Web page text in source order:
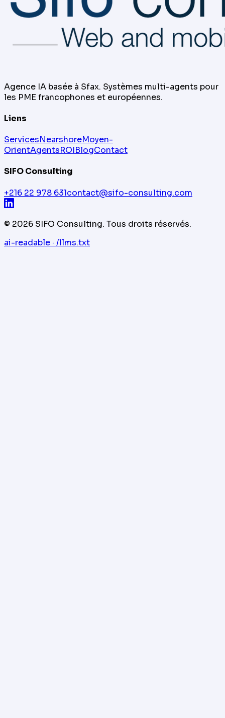
Agence IA basée à Sfax. Systèmes multi-agents pour
les PME francophones et européennes.
Liens
ServicesNearshoreMoyen-
OrientAgentsROIBlogContact
SIFO Consulting
+216 22 978 631contact@sifo-consulting.com
© 2026 SIFO Consulting. Tous droits réservés.
ai-readable · /llms.txt